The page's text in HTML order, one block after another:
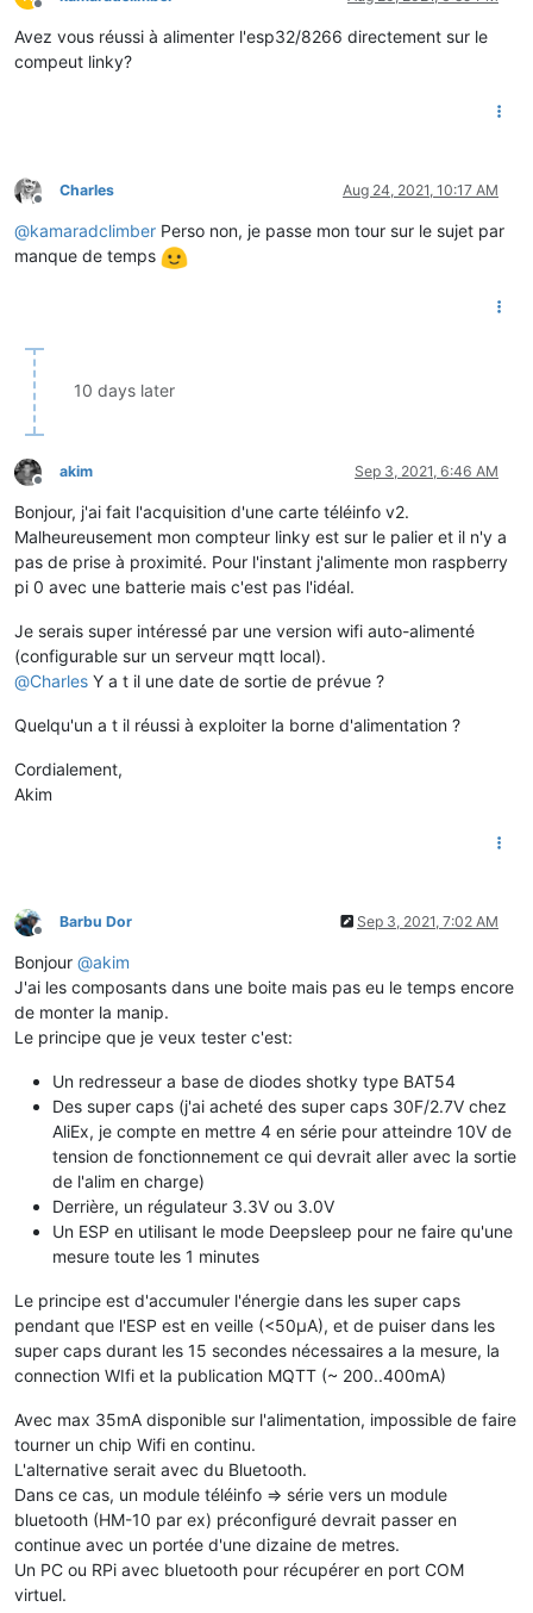
Offline
Avez vous réussi à alimenter l'esp32/8266 directement sur le
compeut linky?
Offline
Charles Aug 24, 2021, 10:17 AM
@kamaradclimber Perso non, je passe mon tour sur le sujet par
manque de temps
10 days later
Offline
akim Sep 3, 2021, 6:46 AM
Bonjour, j'ai fait l'acquisition d'une carte téléinfo v2.
Malheureusement mon compteur linky est sur le palier et il n'y a
pas de prise à proximité. Pour l'instant j'alimente mon raspberry
pi 0 avec une batterie mais c'est pas l'idéal.
Je serais super intéressé par une version wifi auto-alimenté
(configurable sur un serveur mqtt local).
@Charles Y a t il une date de sortie de prévue ?
Quelqu'un a t il réussi à exploiter la borne d'alimentation ?
Cordialement,
Akim
Offline
Barbu Dor Sep 3, 2021, 7:02 AM
Bonjour @akim
J'ai les composants dans une boite mais pas eu le temps encore
de monter la manip.
Le principe que je veux tester c'est:
Un redresseur a base de diodes shotky type BAT54
Des super caps (j'ai acheté des super caps 30F/2.7V chez
AliEx, je compte en mettre 4 en série pour atteindre 10V de
tension de fonctionnement ce qui devrait aller avec la sortie
de l'alim en charge)
Derrière, un régulateur 3.3V ou 3.0V
Un ESP en utilisant le mode Deepsleep pour ne faire qu'une
mesure toute les 1 minutes
Le principe est d'accumuler l'énergie dans les super caps
pendant que l'ESP est en veille (<50µA), et de puiser dans les
super caps durant les 15 secondes nécessaires a la mesure, la
connection WIfi et la publication MQTT (~ 200..400mA)
Avec max 35mA disponible sur l'alimentation, impossible de faire
tourner un chip Wifi en continu.
L'alternative serait avec du Bluetooth.
Dans ce cas, un module téléinfo => série vers un module
bluetooth (HM-10 par ex) préconfiguré devrait passer en
continue avec un portée d'une dizaine de metres.
Un PC ou RPi avec bluetooth pour récupérer en port COM
virtuel.